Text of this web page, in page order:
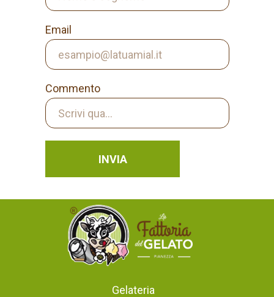
Email
Commento
INVIA
Gelateria